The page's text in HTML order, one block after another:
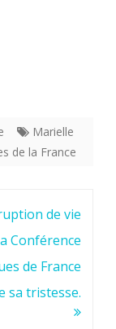
Marielle
de la France
de vie
Conférence
de France
sa tristesse.